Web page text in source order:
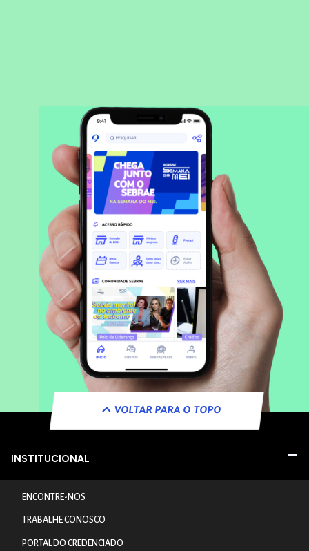
VOLTAR PARA O TOPO
INSTITUCIONAL
ENCONTRE-NOS
TRABALHE CONOSCO
PORTAL DO CREDENCIADO